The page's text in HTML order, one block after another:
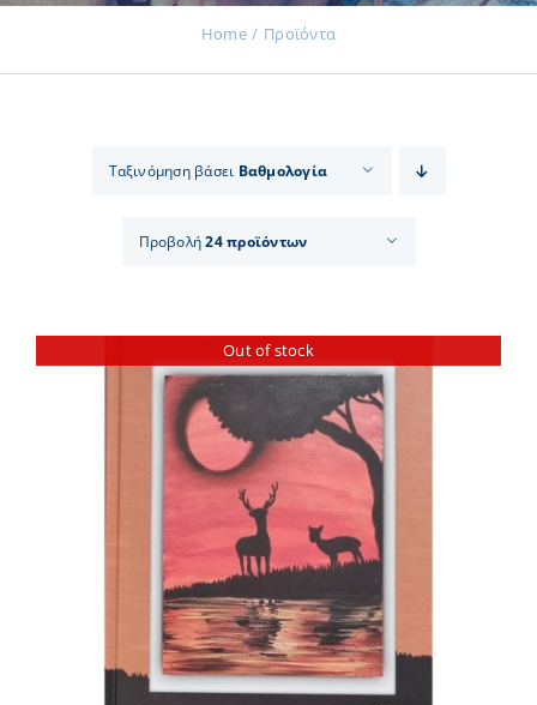
Home Προϊόντα
Ταξινόμηση βάσει Βαθμολογία
Προβολή24 προϊόντων
Out of stock